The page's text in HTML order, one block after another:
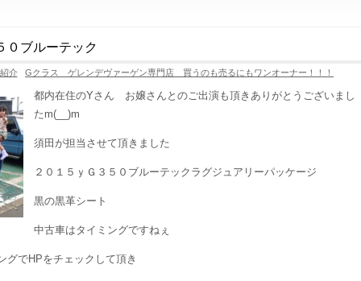
０ブルーテック
介 Gクラス ゲレンデヴァーゲン専門店 買うのも売るにもワンオーナー！！！
都内在住のYさん お嬢さんとのご出演も頂きありがとうございまし
たm(__)m
須田が担当させて頂きました
２０１５ｙＧ３５０ブルーテックラグジュアリーパッケージ
黒の黒革シート
中古車はタイミングですねぇ
グでHPをチェックして頂き